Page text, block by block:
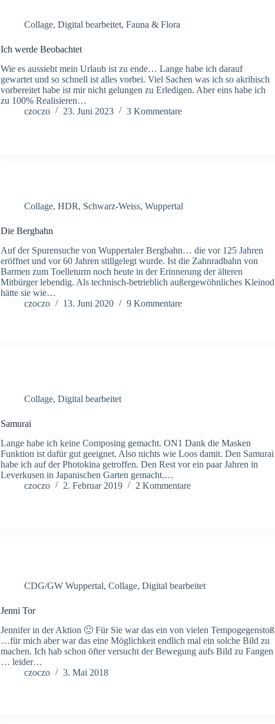
Collage,Digital bearbeitet,Fauna & Flora
Ich werde Beobachtet
Wie es aussieht mein Urlaub ist zu ende… Lange habe ich darauf
gewartet und so schnell ist alles vorbei. Viel Sachen was ich so akribisch
vorbereitet habe ist mir nicht gelungen zu Erledigen. Aber eins habe ich
zu 100% Realisieren…
czoczo
23. Juni 2023 3 Kommentare
Collage,HDR, Schwarz-Weiss,Wuppertal
Die Bergbahn
Auf der Spurensuche von Wuppertaler Bergbahn… die vor 125 Jahren
eröffnet und vor 60 Jahren stillgelegt wurde. Ist die Zahnradbahn von
Barmen zum Toelleturm noch heute in der Erinnerung der älteren
Mitbürger lebendig. Als technisch-betrieblich außergewöhnliches Kleinod
hätte sie wie…
czoczo
13. Juni 2020 9 Kommentare
Collage,Digital bearbeitet
Samurai
Lange habe ich keine Composing gemacht. ON1 Dank die Masken
Funktion ist dafür gut geeignet. Also nichts wie Loos damit. Den Samurai
habe ich auf der Photokina getroffen. Den Rest vor ein paar Jahren in
Leverkusen in Japanischen Garten gemacht.…
czoczo
2. Februar 2019 2 Kommentare
CDG/GW Wuppertal,Collage,Digital bearbeitet
Jenni Tor
Jennifer in der Aktion 🙂 Für Sie war das ein von vielen Tempogegenstoß
…für mich aber war das eine Möglichkeit endlich mal ein solche Bild zu
machen. Ich hab schon öfter versucht der Bewegung aufs Bild zu Fangen
… leider…
czoczo
3. Mai 2018